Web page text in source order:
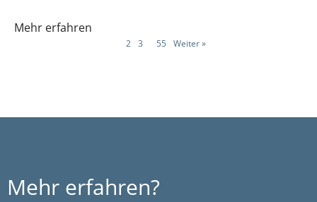
Mehr erfahren
2 3 55 Weiter »
Mehr erfahren?